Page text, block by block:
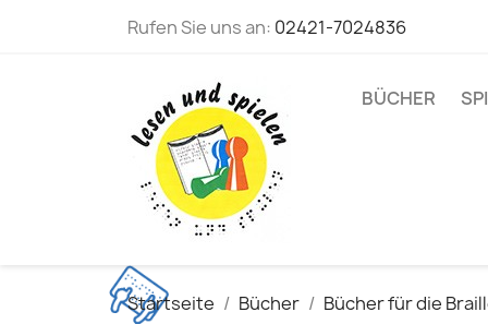
Rufen Sie uns an: 02421-7024836
BÜCHER
Startseite Bücher Bücher für die